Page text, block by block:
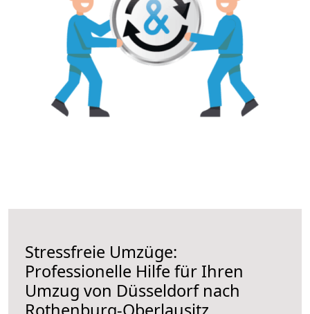
Stressfreie Umzüge:
Professionelle Hilfe für Ihren
Umzug von Düsseldorf nach